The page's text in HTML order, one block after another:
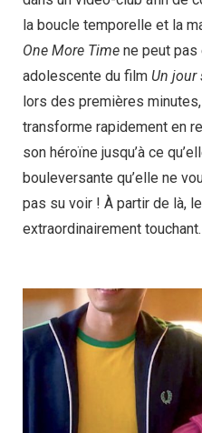
la boucle temporelle et la
One More Time ne peut pas
adolescente du film Un jour
lors des premières
transforme rapidement en
son héroïne jusqu’à ce
bouleversante qu’elle ne
pas su voir ! À partir de là,
extraordinairement touchant.